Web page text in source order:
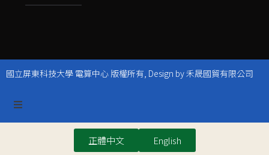
國立屏東科技大學 電算中心 版權所有, Design by 禾晟國貿有限公司
正體中文 English